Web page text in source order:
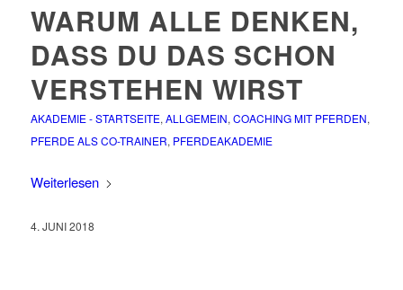
WARUM ALLE DENKEN,
DASS DU DAS SCHON
VERSTEHEN WIRST
AKADEMIE - STARTSEITE, ALLGEMEIN, COACHING MIT PFERDEN,
PFERDE ALS CO-TRAINER, PFERDEAKADEMIE
Weiterlesen
4. JUNI 2018